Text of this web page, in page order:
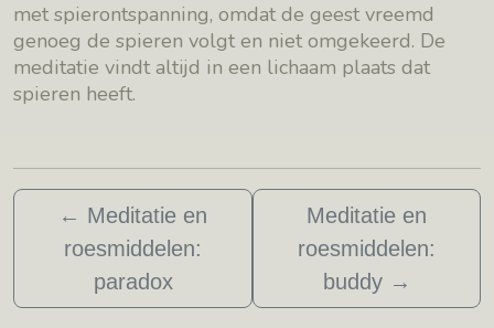
met spierontspanning, omdat de geest vreemd
genoeg de spieren volgt en niet omgekeerd. De
meditatie vindt altijd in een lichaam plaats dat
spieren heeft.
← Meditatie en
roesmiddelen:
paradox
Meditatie en
roesmiddelen:
buddy →